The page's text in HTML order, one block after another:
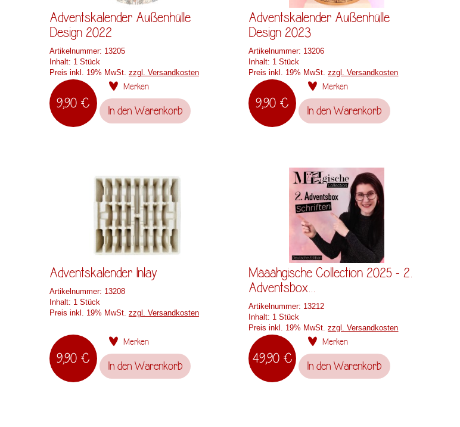
Adventskalender Außenhülle
Design 2022
Artikelnummer: 13205
Inhalt: 1 Stück
Preis inkl. 19% MwSt. zzgl. Versandkosten
9,90 €
Merken
In den Warenkorb
Adventskalender Außenhülle
Design 2023
Artikelnummer: 13206
Inhalt: 1 Stück
Preis inkl. 19% MwSt.zzgl. Versandkosten
9,90 €
Merken
In den Warenkorb
Adventskalender Inlay
Artikelnummer: 13208
Inhalt: 1 Stück
Preis inkl. 19% MwSt. zzgl. Versandkosten
9,90 €
Merken
In den Warenkorb
Määähgische Collection 2025 - 2.
Adventsbox...
Artikelnummer: 13212
Inhalt: 1 Stück
Preis inkl. 19% MwSt.zzgl. Versandkosten
49,90 €
Merken
In den Warenkorb